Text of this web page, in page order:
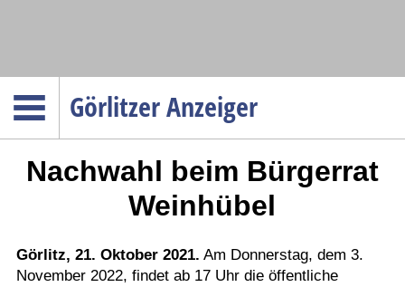
Görlitzer Anzeiger
Menüpunkte
Politik
Wirtschaft
Service
Nachwahl beim Bürgerrat
Weinhübel
Görlitz, 21. Oktober 2021. Am Donnerstag, dem 3.
November 2022, findet ab 17 Uhr die öffentliche